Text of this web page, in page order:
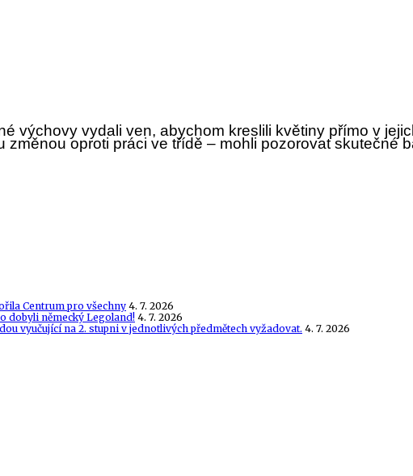
výchovy vydali ven, abychom kreslili květiny přímo v
oproti práci ve třídě – mohli pozorovat skutečné
Centrum pro všechny 4. 7. 2026
dobyli německý Legoland! 4. 7. 2026
vyučující na 2. stupni v jednotlivých předmětech vyžadovat. 4. 7. 2026